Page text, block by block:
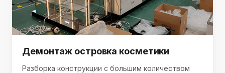
Демонтаж островка косметики
Разборка конструкции с большим количеством